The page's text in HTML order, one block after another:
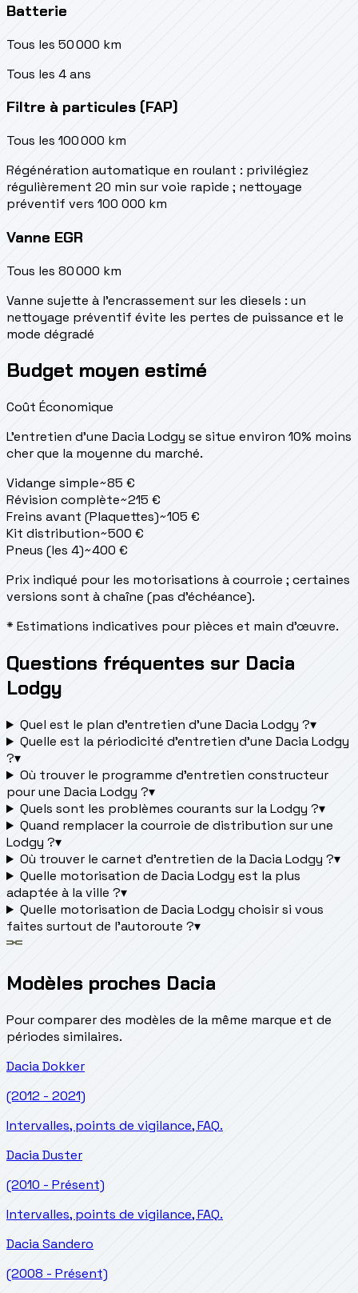
Batterie
Tous les 50 000 km
Tous les 4 ans
Filtre à particules (FAP)
Tous les 100 000 km
Régénération automatique en roulant : privilégiez
régulièrement 20 min sur voie rapide ; nettoyage
préventif vers 100 000 km
Vanne EGR
Tous les 80 000 km
Vanne sujette à l'encrassement sur les diesels : un
nettoyage préventif évite les pertes de puissance et le
mode dégradé
Budget moyen estimé
Coût Économique
L'entretien d'une Dacia Lodgy se situe environ 10% moins
cher que la moyenne du marché.
Vidange simple~85 €
Révision complète~215 €
Freins avant (Plaquettes)~105 €
Kit distribution~500 €
Pneus (les 4)~400 €
Prix indiqué pour les motorisations à courroie ; certaines
versions sont à chaîne (pas d'échéance).
* Estimations indicatives pour pièces et main d'œuvre.
Questions fréquentes sur Dacia
Lodgy
Quel est le plan d’entretien d’une Dacia Lodgy ?▾
Quelle est la périodicité d’entretien d’une Dacia Lodgy
?▾
Où trouver le programme d’entretien constructeur
pour une Dacia Lodgy ?▾
Quels sont les problèmes courants sur la Lodgy ?▾
Quand remplacer la courroie de distribution sur une
Lodgy ?▾
Où trouver le carnet d'entretien de la Dacia Lodgy ?▾
Quelle motorisation de Dacia Lodgy est la plus
adaptée à la ville ?▾
Quelle motorisation de Dacia Lodgy choisir si vous
faites surtout de l'autoroute ?▾
Modèles proches Dacia
Pour comparer des modèles de la même marque et de
périodes similaires.
DaciaDokker
(2012 - 2021)
Intervalles, points de vigilance, FAQ.
DaciaDuster
(2010 - Présent)
Intervalles, points de vigilance, FAQ.
DaciaSandero
(2008 - Présent)